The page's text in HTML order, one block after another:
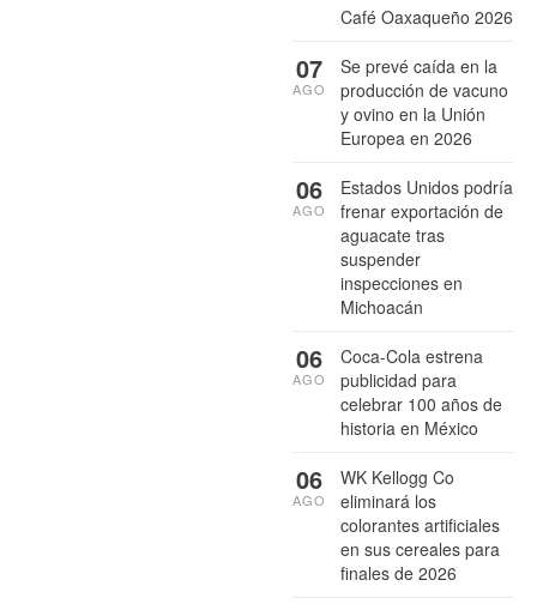
Café Oaxaqueño 2026
Se prevé caída en la
producción de vacuno
y ovino en la Unión
Europea en 2026
07
AGO
Estados Unidos podría
frenar exportación de
aguacate tras
suspender
inspecciones en
Michoacán
06
AGO
Coca-Cola estrena
publicidad para
celebrar 100 años de
historia en México
06
AGO
WK Kellogg Co
eliminará los
colorantes artificiales
en sus cereales para
finales de 2026
06
AGO